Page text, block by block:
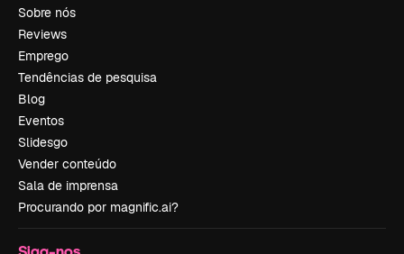
Sobre nós
Reviews
Emprego
Tendências de pesquisa
Blog
Eventos
Slidesgo
Vender conteúdo
Sala de imprensa
Procurando por magnific.ai?